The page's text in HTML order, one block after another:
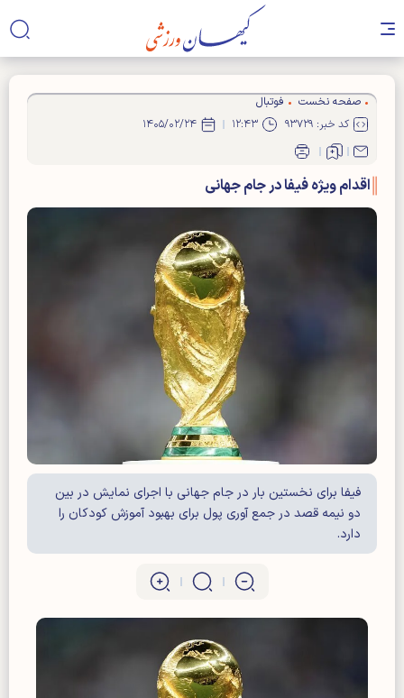
صفحه نخست
فوتبال
کد خبر: ۹۳۷۲۹
۱۲:۴۳ ۱۴۰۵/۰۲/۲۴
اقدام ویژه فیفا در جام جهانی
فیفا برای نخستین بار در جام جهانی با اجرای نمایش در بین
دو نیمه قصد در جمع آوری پول برای بهبود آموزش کودکان را
دارد.